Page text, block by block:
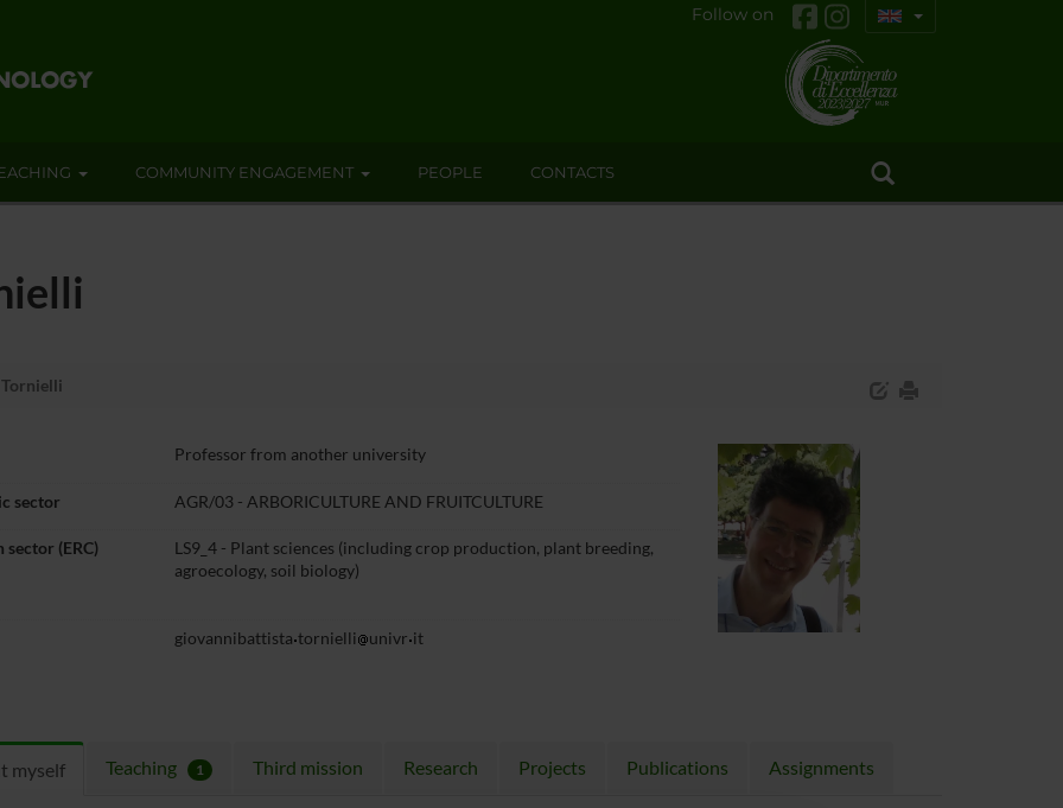
Follow on
COMMUNITY ENGAGEMENT PEOPLE CONTACTS
Professor from another university
sector AGR/03 - ARBORICULTURE AND FRUITCULTURE
sector (ERC)
LS9_4 - Plant sciences (including crop production, plant breeding,
agroecology, soil biology)
giovannibattista tornielli univr it
myself Teaching 1 Third mission Research Projects Publications Assignments